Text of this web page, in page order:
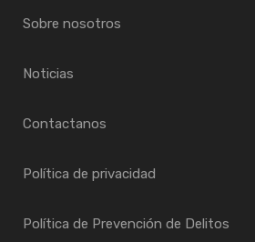
Sobre nosotros
Noticias
Contactanos
Política de privacidad
Política de Prevención de Delitos